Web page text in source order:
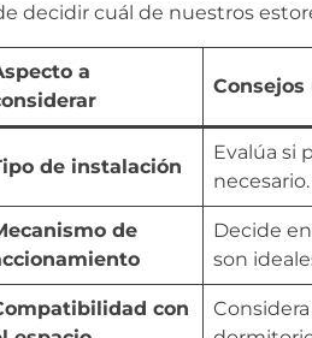
decidir cuál de nuestros
a
de instalación
Evalúa si
necesario.
de
Decide
son
con